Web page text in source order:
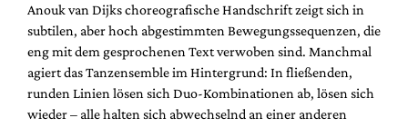
Anouk van Dijks choreografische Handschrift zeigt sich in
subtilen, aber hoch abgestimmten Bewegungssequenzen, die
eng mit dem gesprochenen Text verwoben sind. Manchmal
agiert das Tanzensemble im Hintergrund: In fließenden,
runden Linien lösen sich Duo-Kombinationen ab, lösen sich
wieder – alle halten sich abwechselnd an einer anderen